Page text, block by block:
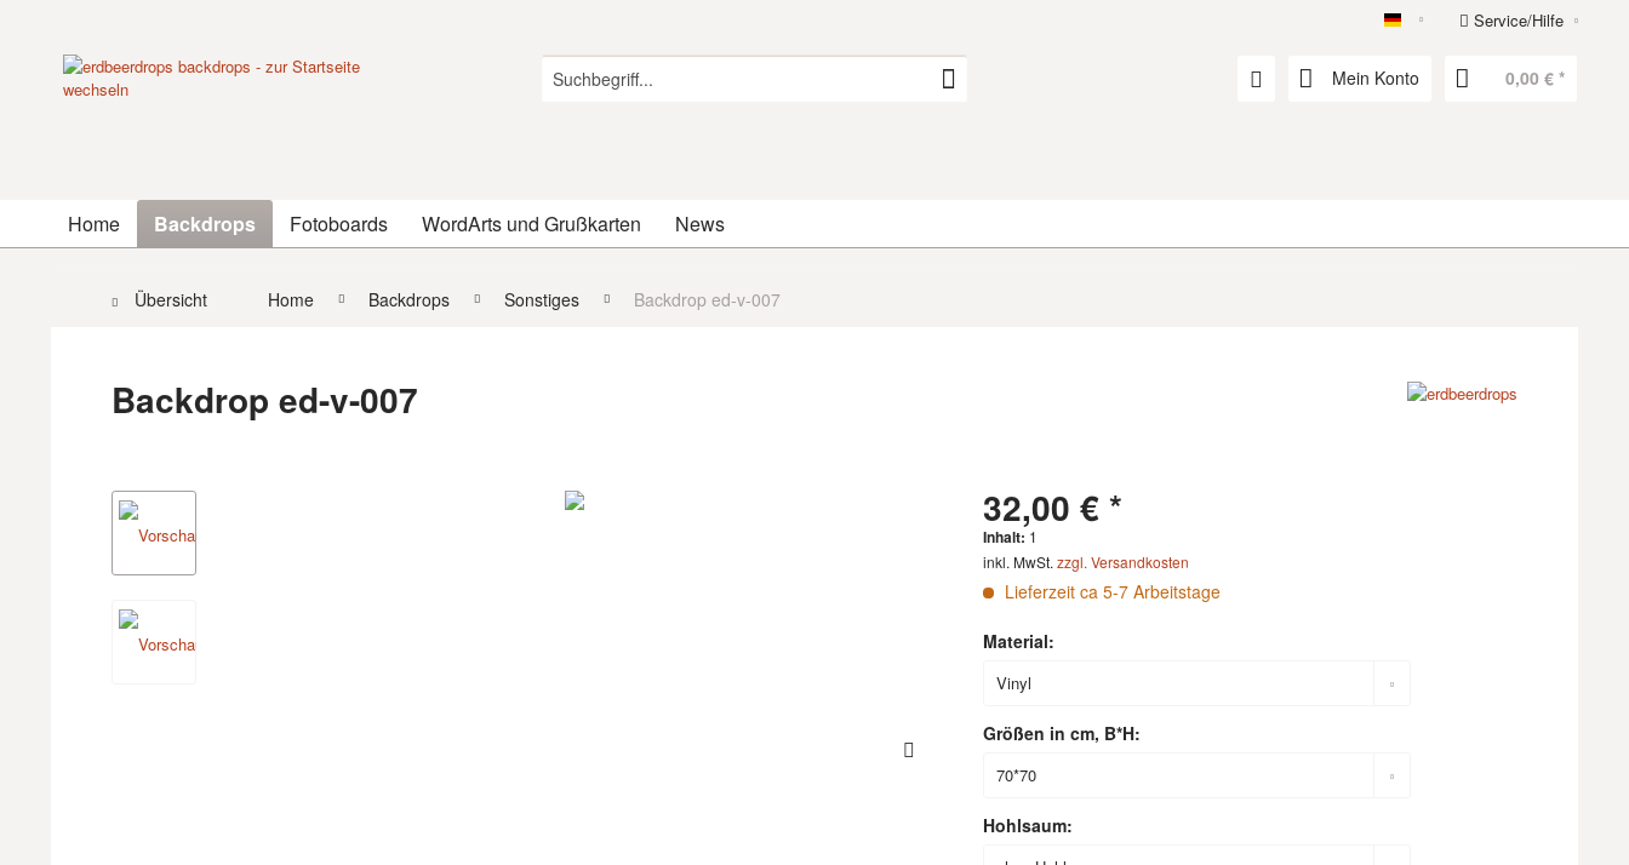
erdbeerdropsService/Hilfe
Mein Konto 0,00 € *
Home Backdrops Fotoboards WordArts und Grußkarten News
Übersicht Home Backdrops Sonstiges Backdrop ed-v-007
Backdrop ed-v-007
32,00 € *
Inhalt: 1
inkl. MwSt.zzgl. Versandkosten
Lieferzeit ca 5-7 Arbeitstage
Material:
Größen in cm, B*H:
Hohlsaum: